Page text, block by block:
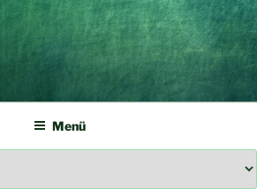
allgemeinbildendes Lehramt TU Dresden
Menü